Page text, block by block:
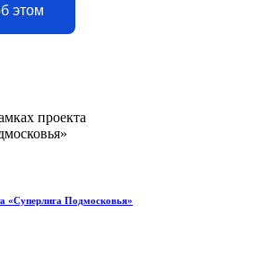
этом
проекта
«Суперлига Подмосковья»